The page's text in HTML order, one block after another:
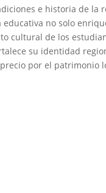
e historia de la
educativa no solo
cultural de los
su identidad
por el patrimonio